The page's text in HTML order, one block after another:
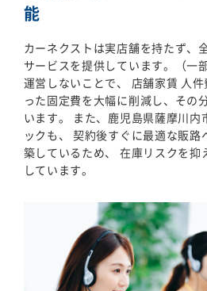
能
カーネクストは実店舗を持たず、
サービスを提供しています。（一
運営しないことで、 店舗家賃 人
った固定費を大幅に削減し、その
います。 また、鹿児島県薩摩川内
ックも、 契約後すぐに最適な販
築しているため、 在庫リスクを抑
しています。